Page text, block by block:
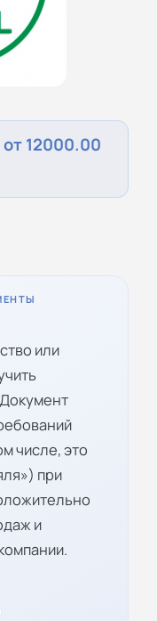
12000.00
или
числе, это
при
и